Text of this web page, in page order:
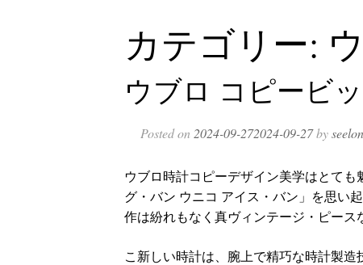
カテゴリー:
ウブロ コピービ
Posted on 2024-09-272024-09-27by
ウブロ時計コピーデザイン美学はとて
グ・バン ウニコ アイス・バン」を思い
作は紛れもなく真ヴィンテージ・ピース
こ新しい時計は、腕上で精巧な時計製